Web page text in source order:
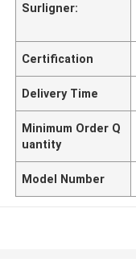
Surligner:
Certification
Delivery Time
Minimum Order Q
uantity
Model Number